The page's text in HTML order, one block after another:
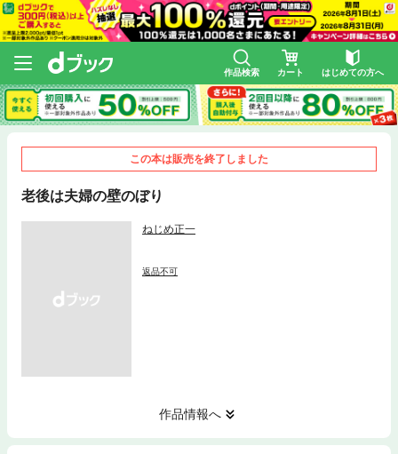
作品検索 カート はじめての方へ
この本は販売を終了しました
老後は夫婦の壁のぼり
ねじめ正一
返品不可
作品情報へ